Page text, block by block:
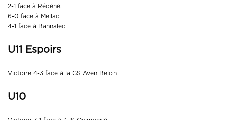
2-1 face à Rédéné.
6-0 face à Mellac
4-1 face à Bannalec
U11 Espoirs
Victoire 4-3 face à la GS Aven Belon
U10